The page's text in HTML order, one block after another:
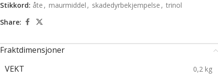
Stikkord: åte , maurmiddel , skadedyrbekjempelse , trinol
Share:
Fraktdimensjoner
VEKT
0,2 kg